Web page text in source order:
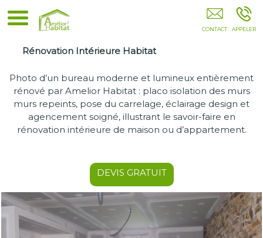
Rénovation Intérieure Habitat
Photo d’un bureau moderne et lumineux entièrement
rénové par Amelior Habitat : placo isolation des murs
murs repeints, pose du carrelage, éclairage design et
agencement soigné, illustrant le savoir-faire en
rénovation intérieure de maison ou d’appartement.
DEVIS GRATUIT